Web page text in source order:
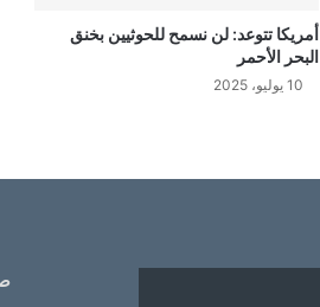
أمريكا تتوعد: لن نسمح للحوثيين بخنق
البحر الأحمر
10 يوليو، 2025